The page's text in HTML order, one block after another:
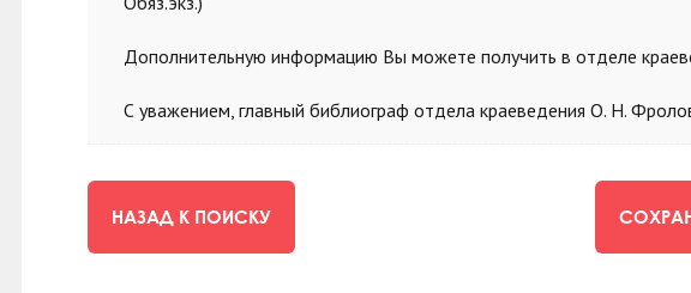
Дополнительную информацию Вы можете получить в отделе
С уважением, главный библиограф отдела краеведения О. Н.
НАЗАД К ПОИСКУ